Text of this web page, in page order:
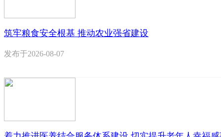
筑牢粮食安全根基 推动农业强省建设
发布于2026-08-07